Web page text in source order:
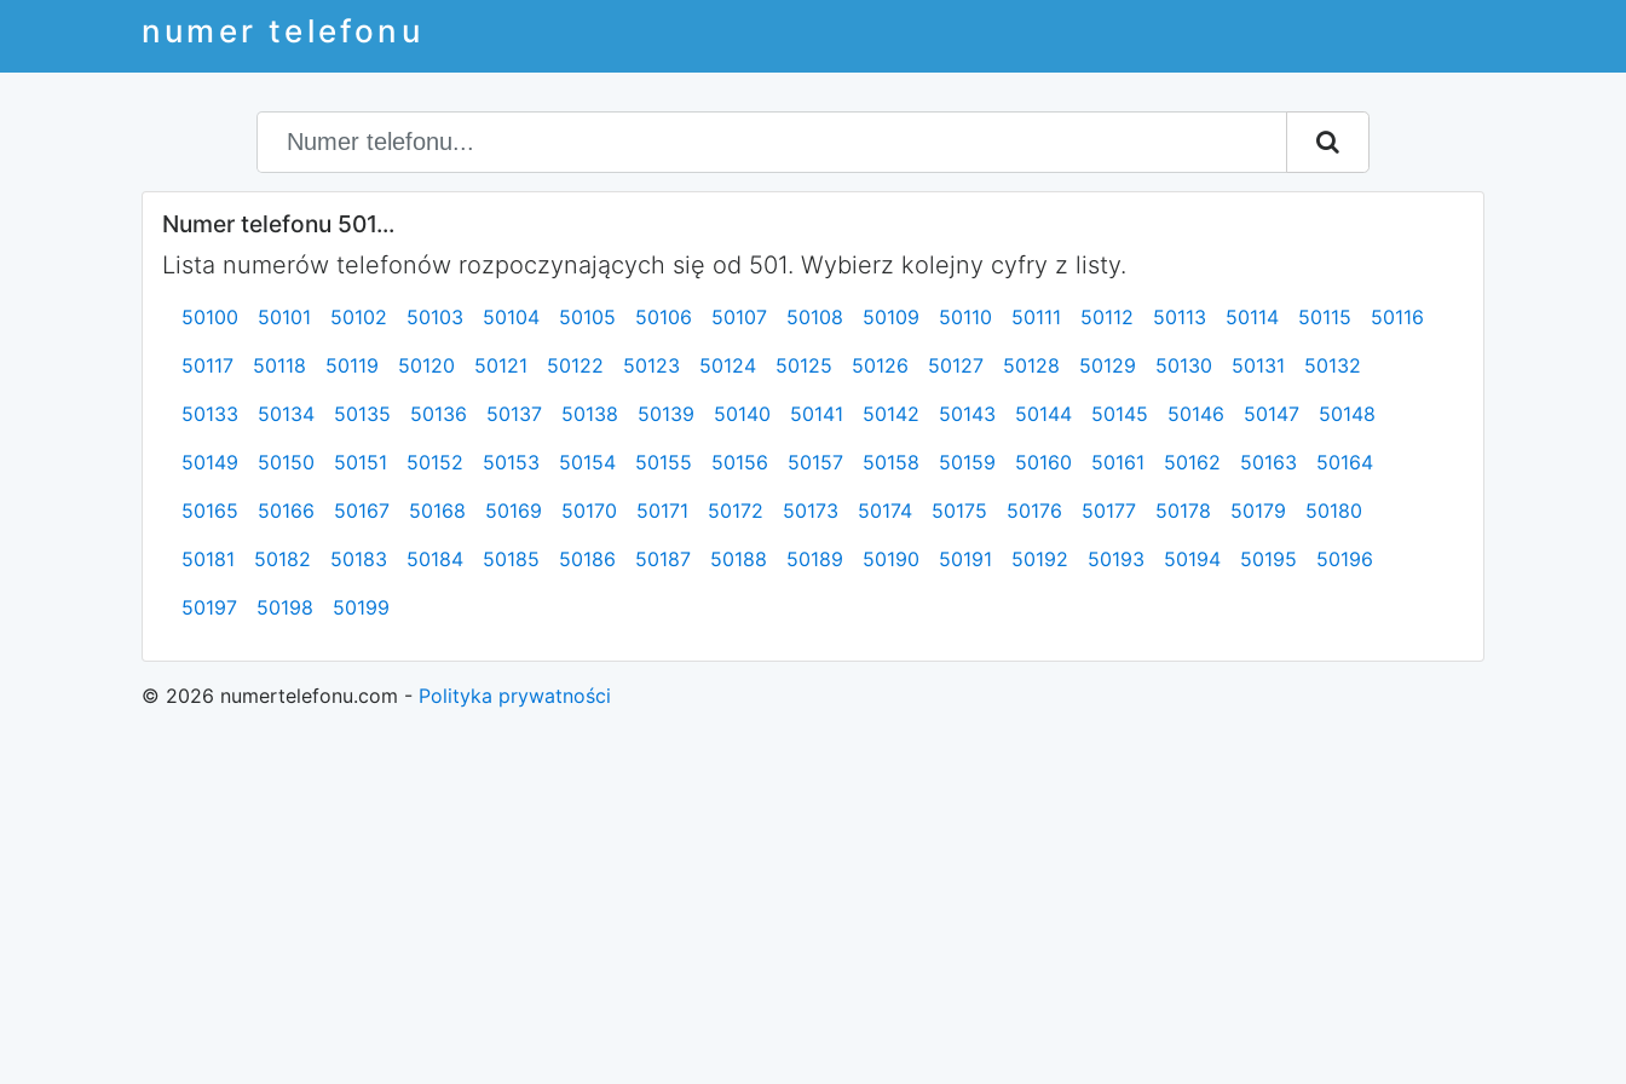
numer telefonu
Numer telefonu 501...
Lista numerów telefonów rozpoczynających się od 501. Wybierz kolejny cyfry z listy.
50100 50101 50102 50103 50104 50105 50106 50107 50108 50109 50110 50111 50112 50113 50114 50115
50116
50117
50118 50119 50120 50121 50122 50123 50124 50125 50126 50127 50128 50129 50130 50131
50132
50133
50134 50135 50136 50137 50138 50139 50140 50141 50142 50143 50144 50145 50146 50147
50148
50149
50150 50151 50152 50153 50154 50155 50156 50157 50158 50159 50160 50161 50162 50163
50164
50165
50166 50167 50168 50169 50170 50171 50172 50173 50174 50175 50176 50177 50178 50179
50180
50181
50182 50183 50184 50185 50186 50187 50188 50189 50190 50191 50192 50193 50194 50195
50196
50197
50198 50199
© 2026 numertelefonu.com - Polityka prywatności